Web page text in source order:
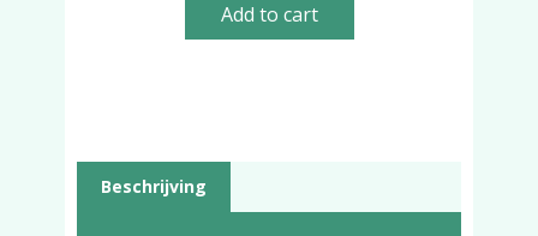
Add to cart
Beschrijving